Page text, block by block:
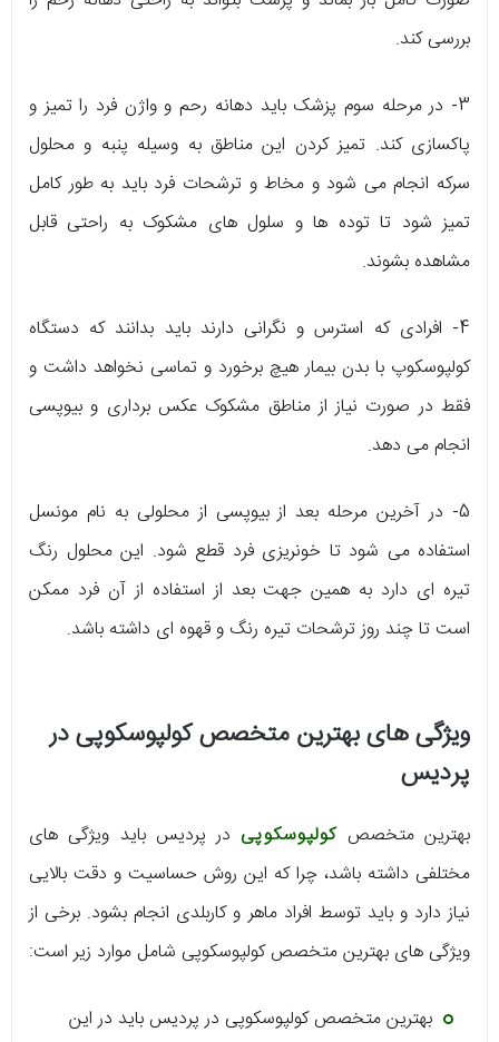
بررسی کند.
3- در مرحله سوم پزشک باید دهانه رحم و واژن فرد را تمیز و
پاکسازی کند. تمیز کردن این مناطق به وسیله پنبه و محلول
سرکه انجام می شود و مخاط و ترشحات فرد باید به طور کامل
تمیز شود تا توده ها و سلول های مشکوک به راحتی قابل
مشاهده بشوند.
4- افرادی که استرس و نگرانی دارند باید بدانند که دستگاه
کولپوسکوپ با بدن بیمار هیچ برخورد و تماسی نخواهد داشت و
فقط در صورت نیاز از مناطق مشکوک عکس برداری و بیوپسی
انجام می دهد.
5- در آخرین مرحله بعد از بیوپسی از محلولی به نام مونسل
استفاده می شود تا خونریزی فرد قطع شود. این محلول رنگ
تیره ای دارد به همین جهت بعد از استفاده از آن فرد ممکن
است تا چند روز ترشحات تیره رنگ و قهوه ای داشته باشد.
ویژگی های بهترین متخصص کولپوسکوپی در
پردیس
بهترین متخصصکولپوسکوپیدر پردیس باید ویژگی های
مختلفی داشته باشد، چرا که این روش حساسیت و دقت بالایی
نیاز دارد و باید توسط افراد ماهر و کاربلدی انجام بشود. برخی از
ویژگی های بهترین متخصص کولپوسکوپی شامل موارد زیر است:
بهترین متخصص کولپوسکوپی در پردیس باید در این